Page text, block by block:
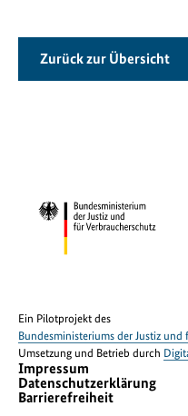
Zurück zur Übersicht
Ein Pilotprojekt des
Bundesministeriums der Justiz und
Umsetzung und Betrieb durch
Impressum
Datenschutzerklärung
Barrierefreiheit